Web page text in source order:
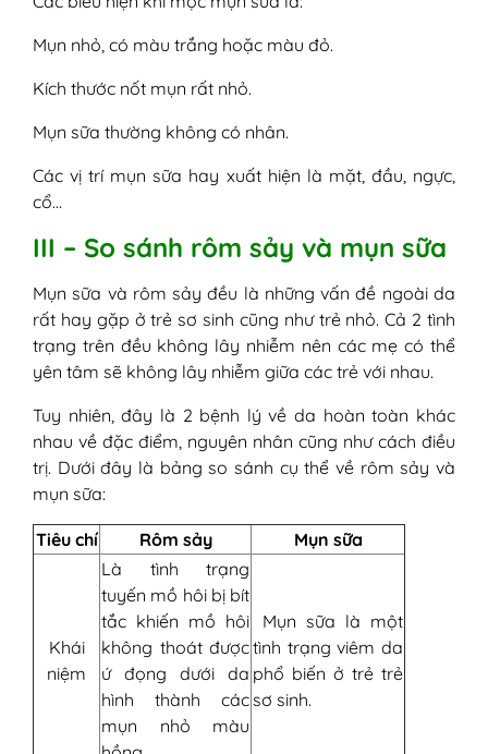
Mụn nhỏ, có màu trắng hoặc màu đỏ.
Kích thước nốt mụn rất nhỏ.
Mụn sữa thường không có nhân.
Các vị trí mụn sữa hay xuất hiện là mặt, đầu, ngực,
cổ…
III – So sánh rôm sảy và mụn sữa
Mụn sữa và rôm sảy đều là những vấn đề ngoài da
rất hay gặp ở trẻ sơ sinh cũng như trẻ nhỏ. Cả 2 tình
trạng trên đều không lây nhiễm nên các mẹ có thể
yên tâm sẽ không lây nhiễm giữa các trẻ với nhau.
Tuy nhiên, đây là 2 bệnh lý về da hoàn toàn khác
nhau về đặc điểm, nguyên nhân cũng như cách điều
trị. Dưới đây là bảng so sánh cụ thể về rôm sảy và
mụn sữa:
Tiêu chí Rôm sảy Mụn sữa
Khái
niệm
Là tình trạng
tuyến mồ hôi bị bít
tắc khiến mồ hôi
không thoát được
ứ đọng dưới da
hình thành các
mụn nhỏ màu
Mụn sữa là một
tình trạng viêm da
phổ biến ở trẻ trẻ
sơ sinh.